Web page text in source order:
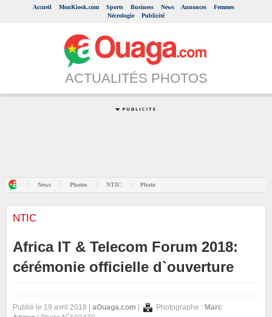
Accueil MonKiosk.com Sports Business News Annonces
Femmes
Nécrologie
Publicité
ACTUALITÉS PHOTOS
News Photos NTIC Photo
NTIC
Africa IT & Telecom Forum 2018:
cérémonie officielle d`ouverture
Publié le 19 avril 2018 | aOuaga.com Photographe : Marc